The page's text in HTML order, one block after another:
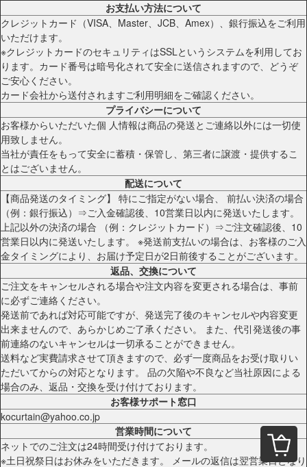
お支払い方法について
クレジットカード（VISA、Master、JCB、Amex）、銀行振込をご利用
いただけます。
※クレジットカードのセキュリティはSSLというシステムを利用してお
ります。カード番号は暗号化されて安全に送信されますので、どうぞ
ご安心ください。
カード会社から送付されますご利用明細をご確認ください。
プライバシーについて
お客様からいただいた個 人情報は商品の発送とご連絡以外には一切使
用致しません。
当社が責任をもって安全に蓄積・保管し、第三者に譲渡・提供するこ
とはございません。
配送について
【商品発送のタイミング】 特にご指定がない場合、 前払い決済の場合
（例：銀行振込）⇒ご入金確認後、10営業日以内に発送いたします。
上記以外の決済の場合 （例：クレジットカード）⇒ご注文確認後、10
営業日以内に発送いたします。 ※発送前支払いの場合は、お客様のご入
金タイミングにより、お届け予定日が2日前後することがございます。
返品、交換について
ご注文をキャンセルされる場合や注文内容を変更される場合は、事前
に必ずご連絡ください。
発送前であれば対応可能ですが、発送完了後のキャンセルや内容変更
出来ませんので、あらかじめご了承ください。 また、代引発送後の事
前連絡のないキャンセルは一切承ることができません。
送料など実費請求させて頂きますので、必ず一度商品をお受け取りい
ただいてからの対応となります。 品の欠陥や不良など当社原因による
場合のみ、返品・交換を受け付けております。
お客様サポート窓口
kocurtain@yahoo.co.jp
営業時間について
ネットでのご注文は24時間受け付けております。
※土日祝祭日はお休みをいただきます。 メールの返信は翌営業日となり